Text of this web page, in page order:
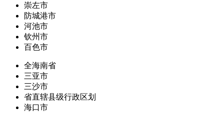
崇左市
防城港市
河池市
钦州市
百色市
全海南省
三亚市
三沙市
省直辖县级行政区划
海口市